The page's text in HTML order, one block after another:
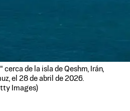
de la isla de Qeshm, Irán,
el 28 de abril de 2026.
Images)